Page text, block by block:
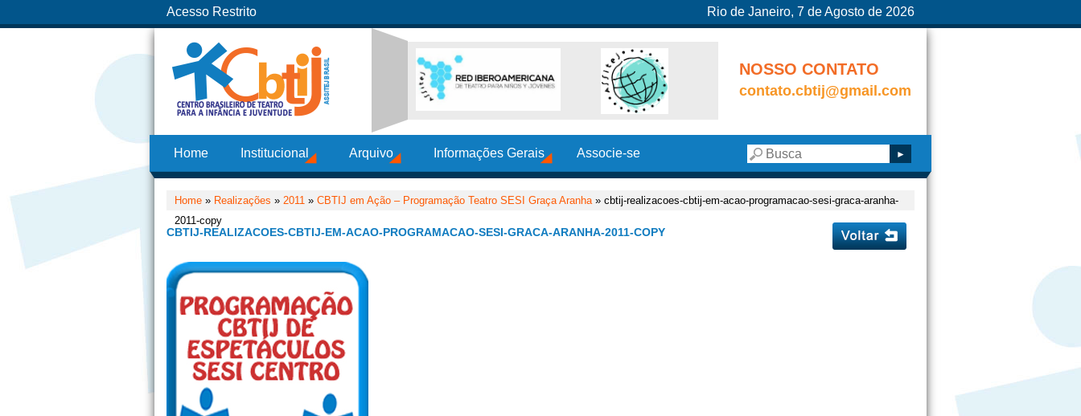
Acesso Restrito Rio de Janeiro, 7 de Agosto de 2026
NOSSO CONTATO
contato.cbtij@gmail.com
Home Institucional Arquivo Informações Gerais Associe-se
Home » Realizações » 2011 » CBTIJ em Ação – Programação Teatro SESI Graça Aranha» cbtij-realizacoes-cbtij-em-acao-programacao-sesi-graca-aranha-
2011-copy
CBTIJ-REALIZACOES-CBTIJ-EM-ACAO-PROGRAMACAO-SESI-GRACA-ARANHA-2011-COPY